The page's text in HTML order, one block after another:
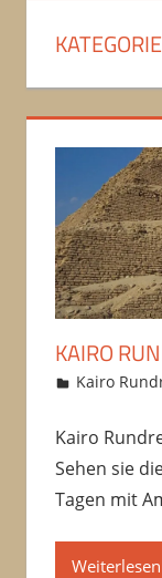
KAIRO
12/01/2018
amrfawzy
Kairo
Kairo
Sehen sie
Tagen mit
Weiterlesen